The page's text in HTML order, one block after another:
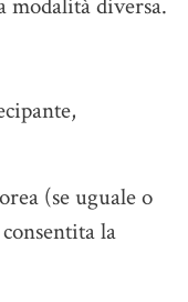
modalità diversa.
(se uguale o
la